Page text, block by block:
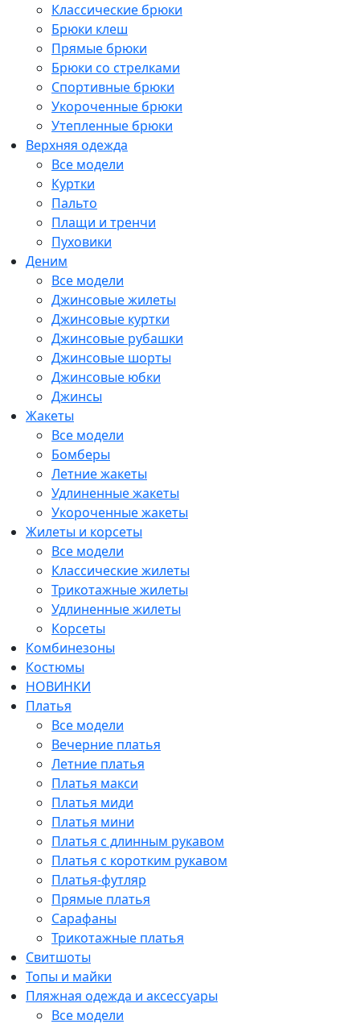
Классические брюки
Брюки клеш
Прямые брюки
Брюки со стрелками
Спортивные брюки
Укороченные брюки
Утепленные брюки
Верхняя одежда
Все модели
Куртки
Пальто
Плащи и тренчи
Пуховики
Деним
Все модели
Джинсовые жилеты
Джинсовые куртки
Джинсовые рубашки
Джинсовые шорты
Джинсовые юбки
Джинсы
Жакеты
Все модели
Бомберы
Летние жакеты
Удлиненные жакеты
Укороченные жакеты
Жилеты и корсеты
Все модели
Классические жилеты
Трикотажные жилеты
Удлиненные жилеты
Корсеты
Комбинезоны
Костюмы
НОВИНКИ
Платья
Все модели
Вечерние платья
Летние платья
Платья макси
Платья миди
Платья мини
Платья с длинным рукавом
Платья с коротким рукавом
Платья-футляр
Прямые платья
Сарафаны
Трикотажные платья
Свитшоты
Топы и майки
Пляжная одежда и аксессуары
Все модели